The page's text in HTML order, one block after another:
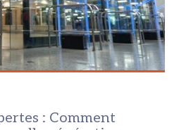
: Comment